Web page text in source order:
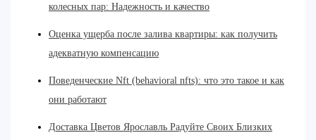
колесных пар: Надежность и качество
Оценка ущерба после залива квартиры: как получить
адекватную компенсацию
Поведенческие Nft (behavioral nfts): что это такое и как
они работают
Доставка Цветов Ярославль Радуйте Своих Близких